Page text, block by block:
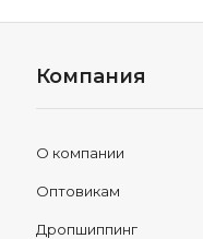
Компания
О компании
Оптовикам
Дропшиппинг